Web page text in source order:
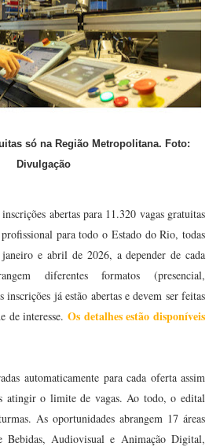
só na Região Metropolitana. Foto:
Divulgação
abertas para 11.320 vagas gratuitas
para todo o Estado do Rio, todas
e abril de 2026, a depender de cada
diferentes formatos (presencial,
já estão abertas e devem ser feitas
de interesse.Os detalhes estão disponíveis
automaticamente para cada oferta assim
atingir o limite de vagas. Ao todo, o edital
As oportunidades abrangem 17 áreas
Bebidas, Audiovisual e Animação Digital,